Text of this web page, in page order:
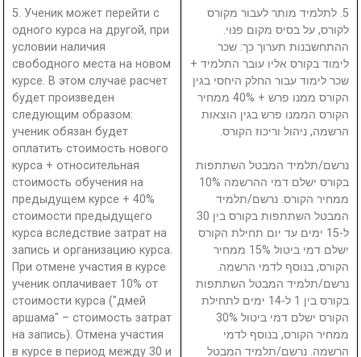
5. Ученик может перейти с
одного курса на другой, при
условии наличия
свободного места на новом
курсе. В этом случае расчет
будет произведен
следующим образом:
ученик обязан будет
оплатить стоимость нового
курса + относительная
стоимость обучения на
предыдущем курсе + 40%
стоимости предыдущего
курса вследствие затрат на
запись и организацию курса.
При отмене участия в курсе
ученик оплачивает 10% от
стоимости курса ("дмей
аршама" – стоимость затрат
на запись). Отмена участия
в курсе в период между 30 и
5. לתלמיד מותר לעבור מקורס
לקורס, על בסיס מקום פנוי.
ההתחשבנות תערוך כך: שכר
לימוד בקורס אליו עובר התלמיד +
שכר לימוד עבור החלק היחסי בגין
הקורס ממנו פרש + 40% ממחיר
הקורס הממנו פרש בגין הוצאות
הרשמה, ניהול וריכוז הקורס.
נרשם/תלמיד המבטל השתתפות
בקורס ישלם דמי ההרשמה 10%
ממחיר הקורס. נרשם/תלמיד
המבטל השתתפות בקורס בין 30
ל-15 ימים עד יום תחילת הקורס
ישלם דמי ביטול 15% ממחיר
הקורס, בנוסף לדמי הרשמה.
נרשם/תלמיד המבטל השתתפות
בקורס בין 1 ל-14 ימים לתחילת
הקורס ישלם דמי ביטול 30%
ממחיר הקורס, בנוסף לדמי
הרשמה. נרשם/תלמיד המבטל